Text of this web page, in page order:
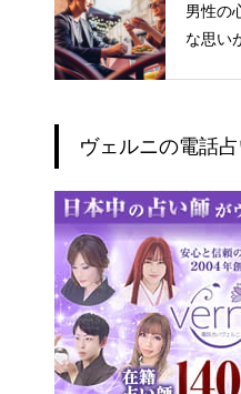
男性の
な思い
ヴェルニの電話